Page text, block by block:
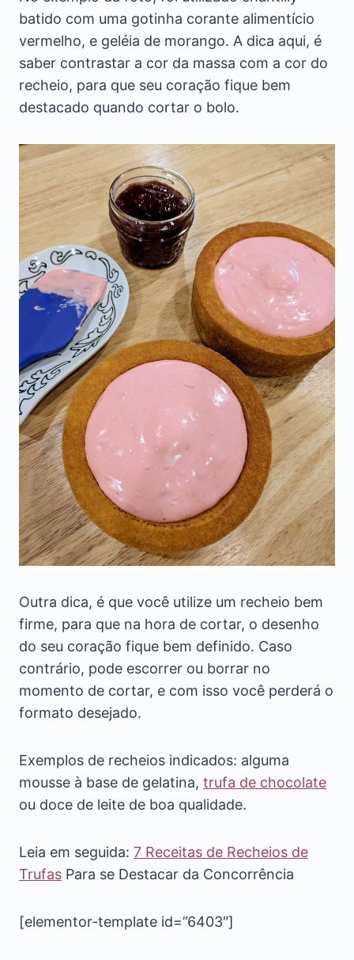
batido com uma gotinha corante alimentício
vermelho, e geléia de morango. A dica aqui, é
saber contrastar a cor da massa com a cor do
recheio, para que seu coração fique bem
destacado quando cortar o bolo.
Outra dica, é que você utilize um recheio bem
firme, para que na hora de cortar, o desenho
do seu coração fique bem definido. Caso
contrário, pode escorrer ou borrar no
momento de cortar, e com isso você perderá o
formato desejado.
Exemplos de recheios indicados: alguma
mousse à base de gelatina, trufa de chocolate
ou doce de leite de boa qualidade.
Leia em seguida: 7 Receitas de Recheios de
Trufas Para se Destacar da Concorrência
[elementor-template id=”6403″]